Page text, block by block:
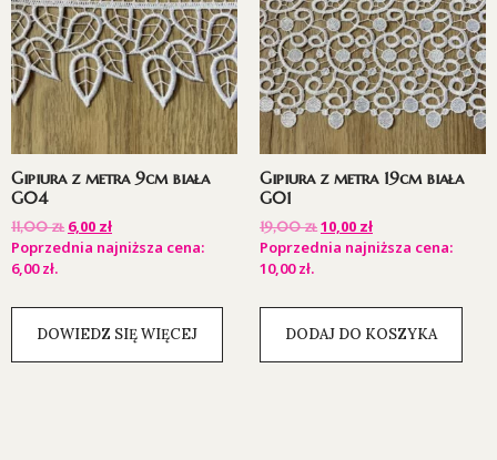
Gipiura z metra 9cm biała
G04
11,00zł 6,00 zł
Poprzednia najniższa cena:
6,00zł.
DOWIEDZ SIĘ WIĘCEJ
Gipiura z metra 19cm biała
G01
19,00zł10,00 zł
Poprzednia najniższa cena:
10,00zł.
DODAJ DO KOSZYKA